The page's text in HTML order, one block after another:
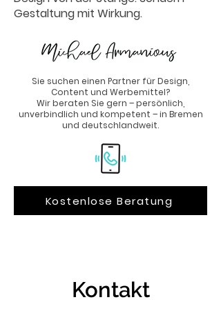
Gestaltung mit Wirkung.
Sie suchen einen Partner für Design,
Content und Werbemittel?
Wir beraten Sie gern – persönlich,
unverbindlich und kompetent – in Bremen
und deutschlandweit.
Kostenlose Beratung
Kontakt